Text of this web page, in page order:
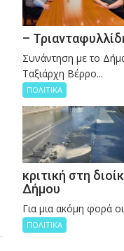
–
Συνάντηση με το
Ταξιάρχη Βέρρο...
ΠΟΛΙΤΙΚΑ
κριτική στη
Δήμου
Για μια ακόμη φορά
ΠΟΛΙΤΙΚΑ